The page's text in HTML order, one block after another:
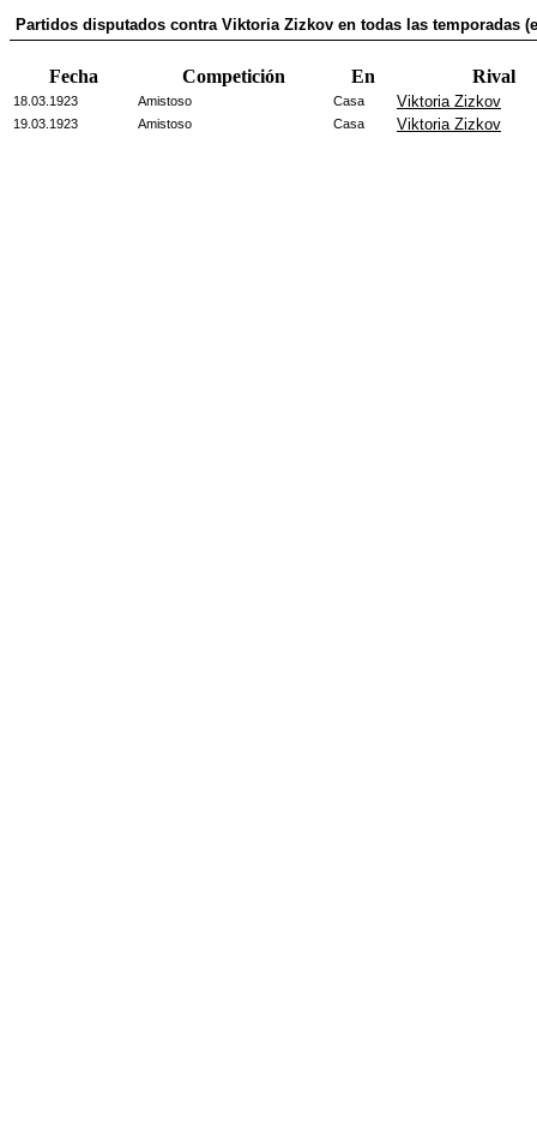
Partidos disputados contra Viktoria Zizkov en todas las temporadas
Fecha Competición En Rival
18.03.1923 Amistoso Casa Viktoria Zizkov
19.03.1923 Amistoso Casa Viktoria Zizkov